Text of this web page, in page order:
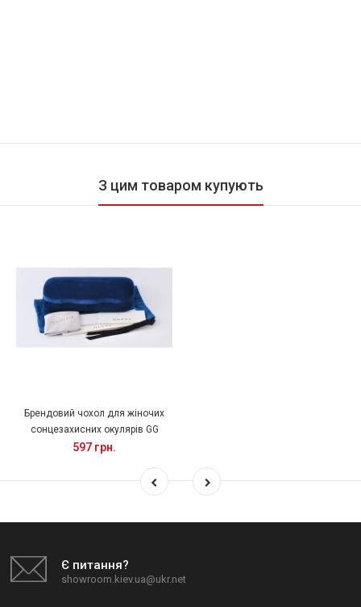
З цим товаром купують
Брендовий чохол для жіночих
сонцезахисних окулярів GG
597 грн.
Є питання?
showroom.kiev.ua@ukr.net